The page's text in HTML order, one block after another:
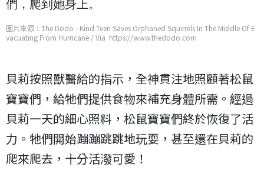
們，爬到她身上。
圖片來源：The Dodo - Kind Teen Saves Orphaned Squirrels In The Middle Of E
vacuating From Hurricane / Via https://www.thedodo.com
貝莉按照獸醫給的指示，全神貫注地照顧著松鼠
寶寶們，給牠們提供食物來補充身體所需。經過
貝莉一天的細心照料，松鼠寶寶們終於恢復了活
力。牠們開始蹦蹦跳跳地玩耍，甚至還在貝莉的
爬來爬去，十分活潑可愛！